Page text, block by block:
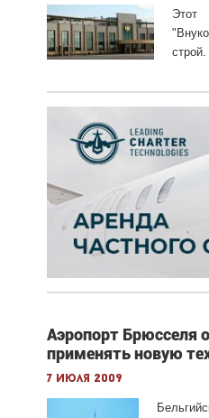
Этот
строй.
Аэропорт Брюсселя
применять новую
7 июля 2009